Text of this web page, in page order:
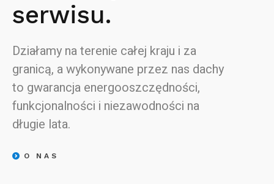
serwisu.
Działamy na terenie całej kraju i za
granicą, a wykonywane przez nas dachy
to gwarancja energooszczędności,
funkcjonalności i niezawodności na
długie lata.
O NAS